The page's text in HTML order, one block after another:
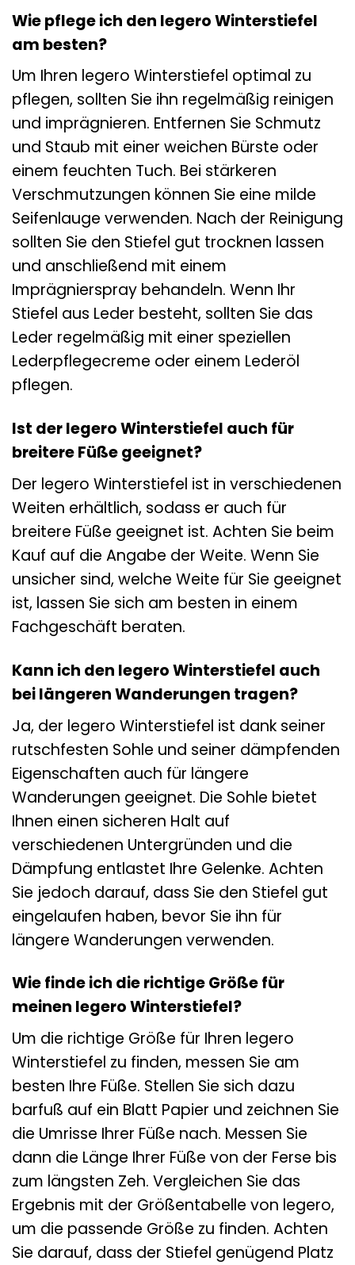
Wie pflege ich den legero Winterstiefel
am besten?
Um Ihren legero Winterstiefel optimal zu
pflegen, sollten Sie ihn regelmäßig reinigen
und imprägnieren. Entfernen Sie Schmutz
und Staub mit einer weichen Bürste oder
einem feuchten Tuch. Bei stärkeren
Verschmutzungen können Sie eine milde
Seifenlauge verwenden. Nach der Reinigung
sollten Sie den Stiefel gut trocknen lassen
und anschließend mit einem
Imprägnierspray behandeln. Wenn Ihr
Stiefel aus Leder besteht, sollten Sie das
Leder regelmäßig mit einer speziellen
Lederpflegecreme oder einem Lederöl
pflegen.
Ist der legero Winterstiefel auch für
breitere Füße geeignet?
Der legero Winterstiefel ist in verschiedenen
Weiten erhältlich, sodass er auch für
breitere Füße geeignet ist. Achten Sie beim
Kauf auf die Angabe der Weite. Wenn Sie
unsicher sind, welche Weite für Sie geeignet
ist, lassen Sie sich am besten in einem
Fachgeschäft beraten.
Kann ich den legero Winterstiefel auch
bei längeren Wanderungen tragen?
Ja, der legero Winterstiefel ist dank seiner
rutschfesten Sohle und seiner dämpfenden
Eigenschaften auch für längere
Wanderungen geeignet. Die Sohle bietet
Ihnen einen sicheren Halt auf
verschiedenen Untergründen und die
Dämpfung entlastet Ihre Gelenke. Achten
Sie jedoch darauf, dass Sie den Stiefel gut
eingelaufen haben, bevor Sie ihn für
längere Wanderungen verwenden.
Wie finde ich die richtige Größe für
meinen legero Winterstiefel?
Um die richtige Größe für Ihren legero
Winterstiefel zu finden, messen Sie am
besten Ihre Füße. Stellen Sie sich dazu
barfuß auf ein Blatt Papier und zeichnen Sie
die Umrisse Ihrer Füße nach. Messen Sie
dann die Länge Ihrer Füße von der Ferse bis
zum längsten Zeh. Vergleichen Sie das
Ergebnis mit der Größentabelle von legero,
um die passende Größe zu finden. Achten
Sie darauf, dass der Stiefel genügend Platz